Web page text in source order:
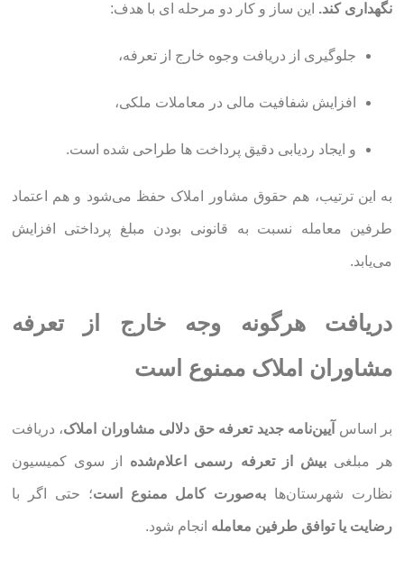
نگهداری کند. این ساز و کار دو مرحله ای با هدف:
جلوگیری از دریافت وجوه خارج از تعرفه،
افزایش شفافیت مالی در معاملات ملکی،
و ایجاد ردیابی دقیق پرداخت ها طراحی شده است.
به این ترتیب، هم حقوق مشاور املاک حفظ می‌شود و هم اعتماد
طرفین معامله نسبت به قانونی بودن مبلغ پرداختی افزایش
می‌یابد.
دریافت هرگونه وجه خارج از تعرفه
مشاوران املاک ممنوع است
بر اساس آیین‌نامه جدید تعرفه حق دلالی مشاوران املاک، دریافت
هر مبلغیبیش از تعرفه رسمی اعلام‌شده از سوی کمیسیون
نظارت شهرستان‌ها به‌صورت کامل ممنوع است؛ حتی اگر با
رضایت یا توافق طرفین معامله انجام شود.